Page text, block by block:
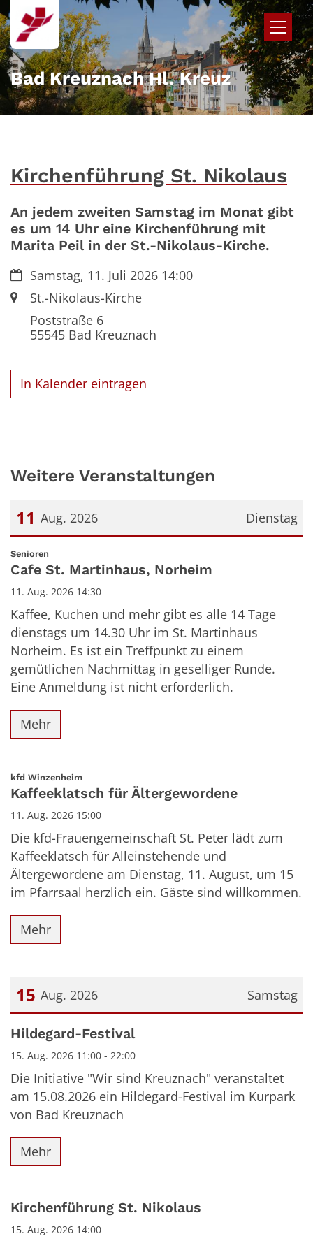
Zum Inhalt springen
Bad Kreuznach Hl. Kreuz
Kirchenführung St. Nikolaus
An jedem zweiten Samstag im Monat gibt
es um 14 Uhr eine Kirchenführung mit
Marita Peil in der St.-Nikolaus-Kirche.
Datum:Samstag, 11. Juli 2026 14:00
Ort:St.-Nikolaus-Kirche
Poststraße 6
55545Bad Kreuznach
In Kalender eintragen
Weitere Veranstaltungen
Dienstag
11 Aug. 2026
Datum: 11. August 2026
Senioren
Cafe St. Martinhaus, Norheim
11. Aug. 2026 14:30
Kaffee, Kuchen und mehr gibt es alle 14 Tage
dienstags um 14.30 Uhr im St. Martinhaus
Norheim. Es ist ein Treffpunkt zu einem
gemütlichen Nachmittag in geselliger Runde.
Eine Anmeldung ist nicht erforderlich.
Mehr
kfd Winzenheim:
Kaffeeklatsch für Ältergewordene
11. Aug. 2026 15:00
Die kfd-Frauengemeinschaft St. Peter lädt zum
Kaffeeklatsch für Alleinstehende und
Ältergewordene am Dienstag, 11. August, um 15
im Pfarrsaal herzlich ein. Gäste sind willkommen.
Mehr
Samstag
15 Aug. 2026
Datum: 15. August 2026
Hildegard-Festival
15. Aug. 2026 11:00 - 22:00
Die Initiative "Wir sind Kreuznach" veranstaltet
am 15.08.2026 ein Hildegard-Festival im Kurpark
von Bad Kreuznach
Mehr
Kirchenführung St. Nikolaus
15. Aug. 2026 14:00